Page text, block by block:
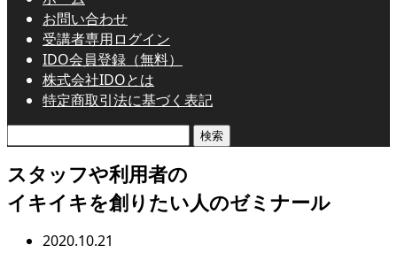
お問い合わせ
受講者専用ログイン
IDO会員登録（無料）
株式会社IDOとは
特定商取引法に基づく表記
スタッフや利用者の
イキイキを創りたい人のゼミナール
2020.10.21